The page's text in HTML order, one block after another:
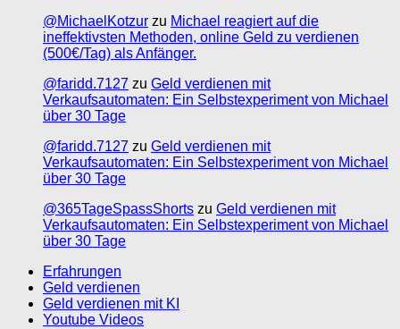
@MichaelKotzur zu Michael reagiert auf die
ineffektivsten Methoden, online Geld zu verdienen
(500€/Tag) als Anfänger.
@faridd.7127 zu Geld verdienen mit
Verkaufsautomaten: Ein Selbstexperiment von Michael
über 30 Tage
@faridd.7127 zu Geld verdienen mit
Verkaufsautomaten: Ein Selbstexperiment von Michael
über 30 Tage
@365TageSpassShorts zu Geld verdienen mit
Verkaufsautomaten: Ein Selbstexperiment von Michael
über 30 Tage
Erfahrungen
Geld verdienen
Geld verdienen mit KI
Youtube Videos